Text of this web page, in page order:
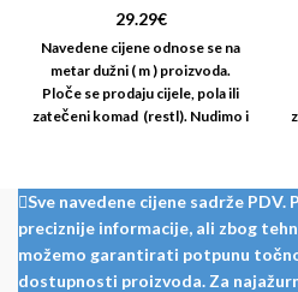
29.29€
Navedene cijene odnose se na
metar dužni ( m ) proizvoda.
Ploče se prodaju cijele, pola ili
zatečeni komad (restl). Nudimo i
da se savjetujete s kolegama iz
odjela krojenja.
Sve navedene cijene sadrže
preciznije informacije, ali zbog
možemo garantirati potpunu
dostupnosti proizvoda. Za